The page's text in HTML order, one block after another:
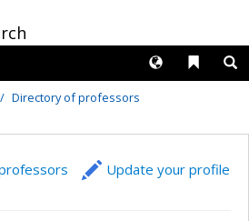
Liens
Langues
Directory of professors
Update your profile